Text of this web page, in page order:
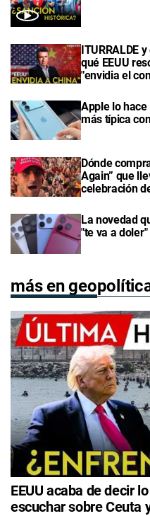
ITURRALDE
qué EEUU
"envidia el
Apple lo
más típica
Dónde
Again” que
celebración
La novedad
"te va a doler"
más en
EEUU acaba de decir
escuchar sobre Ceuta